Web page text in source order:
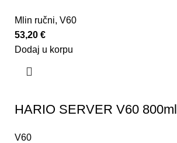
Mlin ručni, V60
53,20 €
Dodaj u korpu
HARIO SERVER V60 800ml
V60